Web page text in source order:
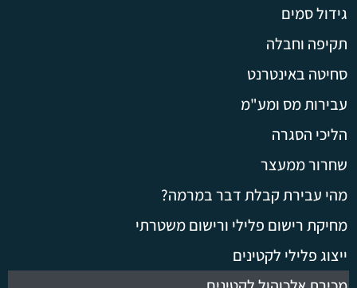
גידול סמים
תקיפה וחבלה
סחיטה באינטרנט
עבירות מס ומע"מ
הליכי הסגרה
שחרור ממעצר
מהי עבירת קבלת דבר במרמה?
מחיקת רישום פלילי ורישום משטרתי
ייצוג פלילי לקטינים